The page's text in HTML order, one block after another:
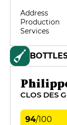
Address
Production
Services
CLOS DES
94/100